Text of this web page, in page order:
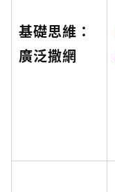
基礎思維：
廣泛撒網